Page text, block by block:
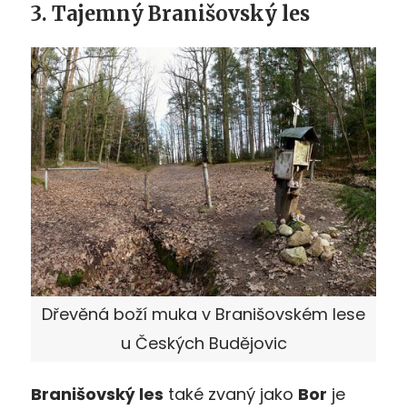
3. Tajemný Branišovský les
Dřevěná boží muka v Branišovském lese
u Českých Budějovic
Branišovský les také zvaný jako Bor je